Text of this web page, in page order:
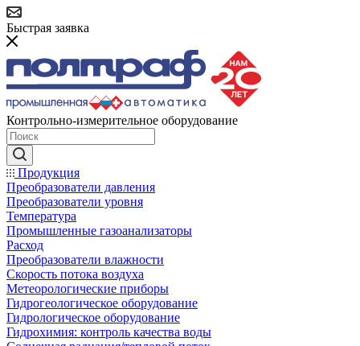
Быстрая заявка
Контрольно-измерительное оборудование
Продукция
Преобразователи давления
Преобразователи уровня
Температура
Промышленные газоанализаторы
Расход
Преобразователи влажности
Скорость потока воздуха
Метеорологические приборы
Гидрогеологическое оборудование
Гидрологическое оборудование
Гидрохимия: контроль качества воды